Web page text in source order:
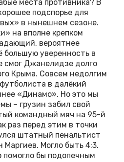
места противника? В
подспорье для
в нынешнем сезоне.
на вполне крепком
вероятнее
большую уверенность в
смог Джанелидзе долго
Крыма. Совсем недолгим
в далёкий
«Динамо». Но это мы
– грузин забил свой
командный мяч на 95-й
раз перед этим в точки
штатный пенальтист
Маргиев. Могло быть 4:3.
помогло бы подопечным